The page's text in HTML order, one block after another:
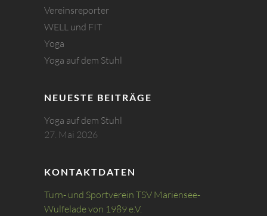
Vereinsreporter
WELL und FIT
Yoga
Yoga auf dem Stuhl
NEUESTE BEITRÄGE
Yoga auf dem Stuhl
27. Mai 2026
KONTAKTDATEN
Turn- und Sportverein TSV Mariensee-
Wulfelade von 1989 e.V.